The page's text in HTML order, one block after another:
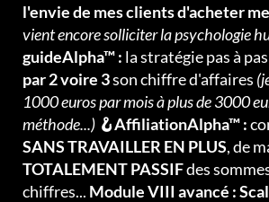
l'envie de mes clients d'acheter
vient encore solliciter la psychologie
guideAlpha™ : la stratégie pas à pas
par 2 voire 3son chiffre d'affaires
1000 euros par mois à plus de 3000
méthode...) 🪝AffiliationAlpha™ :
SANS TRAVAILLER EN PLUS, de
TOTALEMENT PASSIFdes
chiffres... Module VIII avancé :